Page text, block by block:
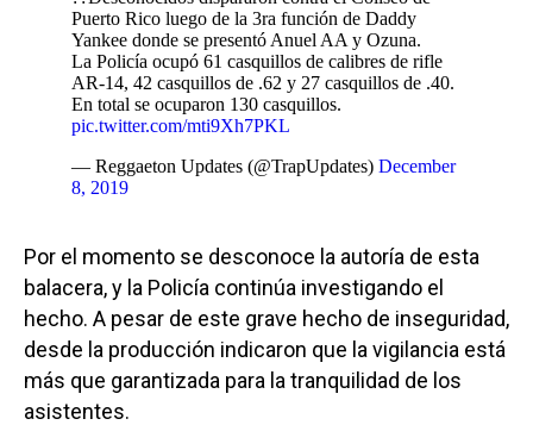
Puerto Rico luego de la 3ra función de Daddy
Yankee donde se presentó Anuel AA y Ozuna.
La Policía ocupó 61 casquillos de calibres de rifle
AR-14, 42 casquillos de .62 y 27 casquillos de .40.
En total se ocuparon 130 casquillos.
pic.twitter.com/mti9Xh7PKL
— Reggaeton Updates (@TrapUpdates) December
8, 2019
Por el momento se desconoce la autoría de esta
balacera, y la Policía continúa investigando el
hecho. A pesar de este grave hecho de inseguridad,
desde la producción indicaron que la vigilancia está
más que garantizada para la tranquilidad de los
asistentes.